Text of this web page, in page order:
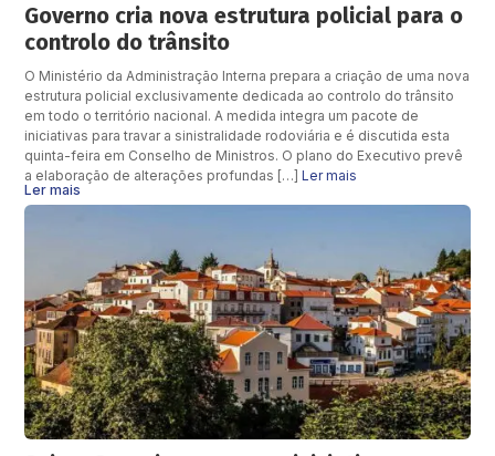
Governo cria nova estrutura policial para o
controlo do trânsito
O Ministério da Administração Interna prepara a criação de uma nova
estrutura policial exclusivamente dedicada ao controlo do trânsito
em todo o território nacional. A medida integra um pacote de
iniciativas para travar a sinistralidade rodoviária e é discutida esta
quinta-feira em Conselho de Ministros. O plano do Executivo prevê
a elaboração de alterações profundas […]Ler mais
Ler mais